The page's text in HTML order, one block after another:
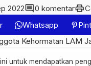
2022comment0 komentarprint
Whatsapp
untuk mendapatkan